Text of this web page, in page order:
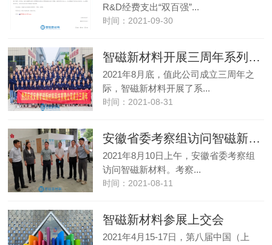
R&D经费支出“双百强”...
时间：2021-09-30
智磁新材料开展三周年系列庆祝活动
2021年8月底，值此公司成立三周年之
际，智磁新材料开展了系...
时间：2021-08-31
安徽省委考察组访问智磁新材料
2021年8月10日上午，安徽省委考察组
访问智磁新材料。考察...
时间：2021-08-11
智磁新材料参展上交会
2021年4月15-17日，第八届中国（上